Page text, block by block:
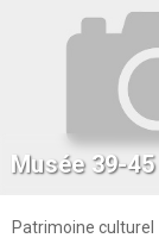
Musée 39-45
Patrimoine culturel